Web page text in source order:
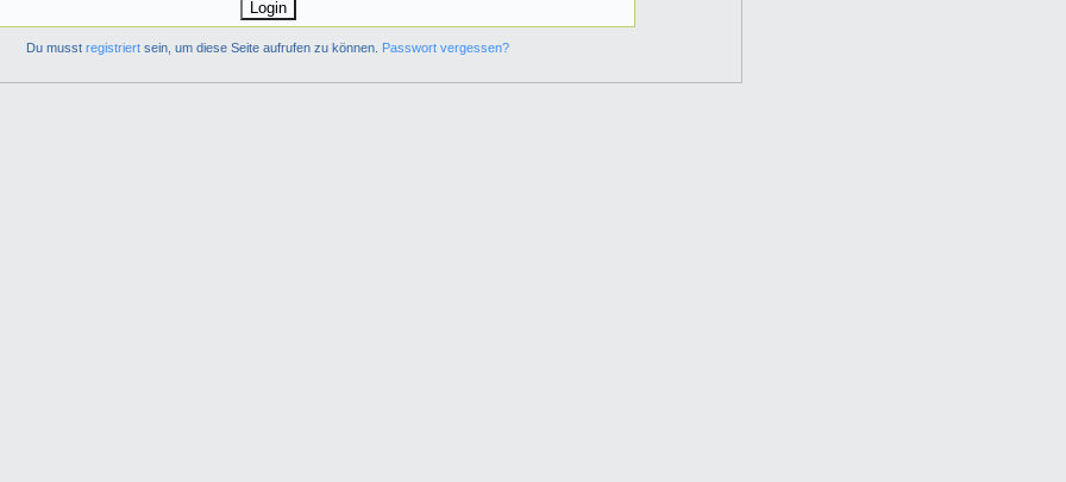
Du musstregistriert sein, um diese Seite aufrufen zu können. Passwort vergessen?